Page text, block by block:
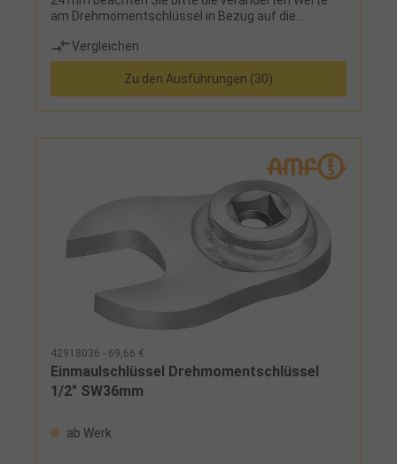
am Drehmomentschlüssel in Bezug auf die
Vergleichen
Zu den Ausführungen (30)
42918036 - 69,66 €
Einmaulschlüssel Drehmomentschlüssel
1/2" SW36mm
ab Werk